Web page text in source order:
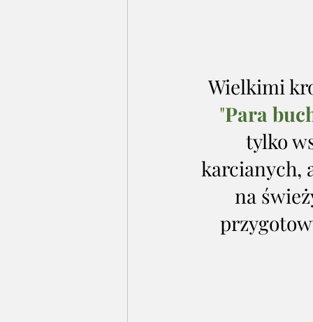
Wielkimi
"Para
tylko
karcianych,
na